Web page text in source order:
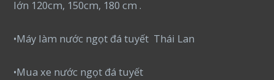
lớn 120cm, 150cm, 180 cm .
•Máy làm nước ngọt đá tuyết Thái Lan
•Mua xe nước ngọt đá tuyết